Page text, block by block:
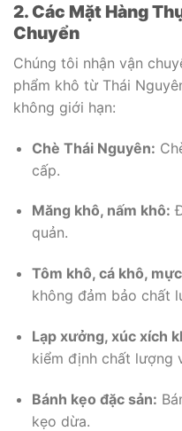
2. Các Mặt Hàng
Chuyển
Chúng tôi nhận vận
phẩm khô từ Thái
không giới hạn:
Chè Thái Nguyên:
cấp.
Măng khô, nấm khô:
quản.
Tôm khô, cá khô,
không đảm bảo chất
Lạp xưởng, xúc xích
kiểm định chất lượng
Bánh kẹo đặc sản:
kẹo dừa.